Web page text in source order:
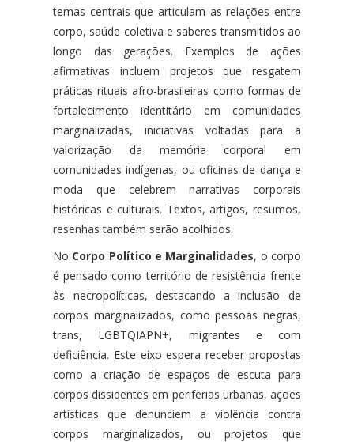
temas centrais que articulam as relações entre
corpo, saúde coletiva e saberes transmitidos ao
longo das gerações. Exemplos de ações
afirmativas incluem projetos que resgatem
práticas rituais afro-brasileiras como formas de
fortalecimento identitário em comunidades
marginalizadas, iniciativas voltadas para a
valorização da memória corporal em
comunidades indígenas, ou oficinas de dança e
moda que celebrem narrativas corporais
históricas e culturais. Textos, artigos, resumos,
resenhas também serão acolhidos.
No Corpo Político e Marginalidades, o corpo
é pensado como território de resistência frente
às necropolíticas, destacando a inclusão de
corpos marginalizados, como pessoas negras,
trans, LGBTQIAPN+, migrantes e com
deficiência. Este eixo espera receber propostas
como a criação de espaços de escuta para
corpos dissidentes em periferias urbanas, ações
artísticas que denunciem a violência contra
corpos marginalizados, ou projetos que